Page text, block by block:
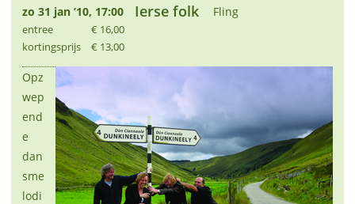
zo 31 jan ’10, 17:00 Ierse folk Fling
entree
kortingsprijs
€ 16,00
€ 13,00
Opz
wep
end
e
dan
sme
lodi